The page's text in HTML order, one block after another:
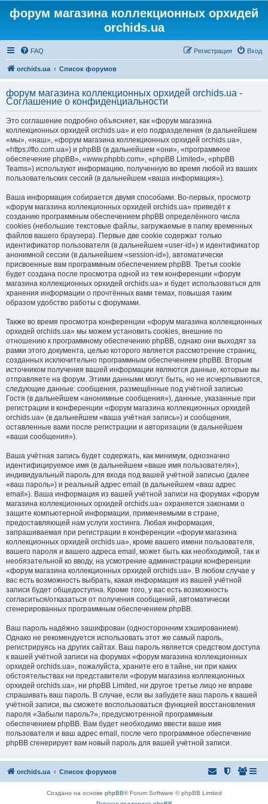
форум магазина коллекционных орхидей
orchids.ua
FAQ Вход
Регистрация
orchids.ua Список форумов
форум магазина коллекционных орхидей orchids.ua -
Соглашение о конфиденциальности
Это соглашение подробно объясняет, как «форум магазина
коллекционных орхидей orchids.ua» и его подразделения (в дальнейшем
«мы», «наш», «форум магазина коллекционных орхидей orchids.ua»,
«https://flo.com.ua») и phpBB (в дальнейшем «они», «программное
обеспечение phpBB», «www.phpbb.com», «phpBB Limited», «phpBB
Teams») используют информацию, полученную во время любой из ваших
пользовательских сессий (в дальнейшем «ваша информация»).
Ваша информация собирается двумя способами. Во-первых, просмотр
«форум магазина коллекционных орхидей orchids.ua» приведёт к
созданию программным обеспечением phpBB определённого числа
cookies (небольшие текстовые файлы, загружаемые в папку временных
файлов вашего браузера). Первые две cookie содержат только
идентификатор пользователя (в дальнейшем «user-id») и идентификатор
анонимной сессии (в дальнейшем «session-id»), автоматически
присвоенные вам программным обеспечением phpBB. Третья cookie
будет создана после просмотра одной из тем конференции «форум
магазина коллекционных орхидей orchids.ua» и будет использоваться для
хранения информации о прочтённых вами темах, повышая таким
образом удобство работы с форумами.
Также во время просмотра конференции «форум магазина коллекционных
орхидей orchids.ua» мы можем установить cookies, внешние по
отношению к программному обеспечению phpBB, однако они выходят за
рамки этого документа, целью которого является рассмотрение страниц,
созданных исключительно программным обеспечением phpBB. Вторым
источником получения вашей информации являются данные, которые вы
отправляете на форум. Этими данными могут быть, но не исчерпываются,
следующие данные: сообщения, размещённые под учётной записью
Гостя (в дальнейшем «анонимные сообщения»), данные, указанные при
регистрации в конференции «форум магазина коллекционных орхидей
orchids.ua» (в дальнейшем «ваша учётная запись») и сообщения,
оставленные вами после регистрации и авторизации (в дальнейшем
«ваши сообщения»).
Ваша учётная запись будет содержать, как минимум, однозначно
идентифицируемое имя (в дальнейшем «ваше имя пользователя»),
индивидуальный пароль для входа под вашей учётной записью (далее
«ваш пароль») и реальный адрес email (в дальнейшем «ваш адрес
email»). Ваша информация из вашей учётной записи на форумах «форум
магазина коллекционных орхидей orchids.ua» охраняется законами о
защите компьютерной информации, применяемыми в стране,
предоставляющей нам услуги хостинга. Любая информация,
запрашиваемая при регистрации в конференции «форум магазина
коллекционных орхидей orchids.ua», кроме вашего имени пользователя,
вашего пароля и вашего адреса email, может быть как необходимой, так и
необязательной ко вводу, на усмотрение администрации конференции
«форум магазина коллекционных орхидей orchids.ua». В любом случае у
вас есть возможность выбрать, какая информация из вашей учётной
записи будет общедоступна. Кроме того, у вас есть возможность
согласиться/отказаться от получения сообщений, автоматически
сгенерированных программным обеспечением phpBB.
Ваш пароль надёжно зашифрован (односторонним хэшированием).
Однако не рекомендуется использовать этот же самый пароль,
регистрируясь на других сайтах. Ваш пароль является средством доступа
к вашей учётной записи на форумах «форум магазина коллекционных
орхидей orchids.ua», пожалуйста, храните его в тайне, ни при каких
обстоятельствах ни представители «форум магазина коллекционных
орхидей orchids.ua», ни phpBB Limited, ни другое третье лицо не вправе
спрашивать ваш пароль. В случае, если вы забудете ваш пароль к вашей
учётной записи, вы сможете воспользоваться функцией восстановления
пароля «Забыли пароль?», предусмотренной программным
обеспечением phpBB. Вам будет необходимо ввести ваше имя
пользователя и ваш адрес email, после чего программное обеспечение
phpBB сгенерирует вам новый пароль для вашей учётной записи.
orchids.ua Список форумов
Создано на основе phpBB® Forum Software © phpBB Limited